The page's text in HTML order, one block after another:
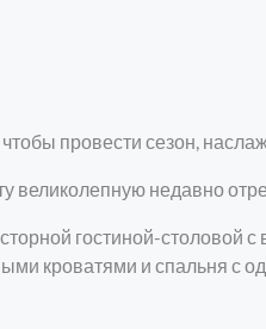
провести сезон,
великолепную недавно
гостиной-столовой
кроватями и спальня с